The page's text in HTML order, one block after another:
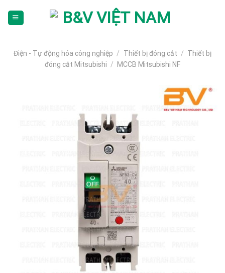
dịch)Điện - Tự động hóa công nghiệp / Thiết bị đóng cắt / Thiết bị
đóng cắt Mitsubishi / MCCB Mitsubishi NF